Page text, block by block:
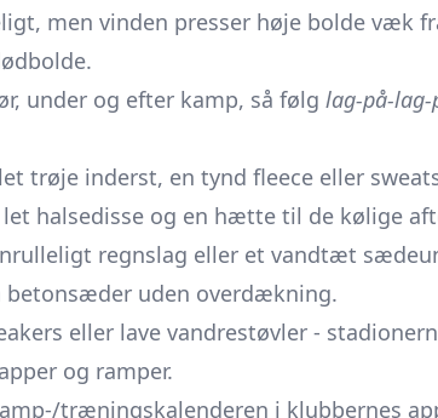
men vinden presser høje bolde væk
under og efter kamp, så følg lag-på-
trøje inderst, en tynd fleece eller
halsedisse og en hætte til de kølige
regnslag eller et vandtæt
betonsæder uden overdækning.
eller lave vandrestøvler -
og ramper.
træningskalenderen i klubbernes